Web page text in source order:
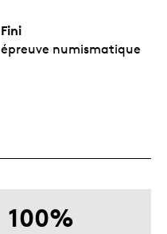
Fini
épreuve numismatique
100%